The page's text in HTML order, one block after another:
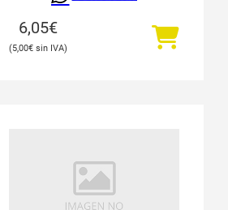
6,05€
5,00€